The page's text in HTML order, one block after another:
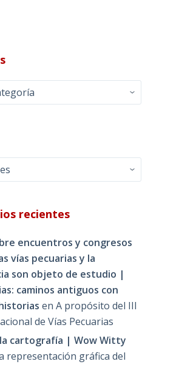
recientes
encuentros y congresos
vías pecuarias y la
son objeto de estudio |
caminos antiguos con
en A propósito del III
de Vías Pecuarias
cartografía | Wow Witty
representación gráfica del